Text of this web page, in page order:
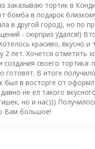
заказываю тортик в
бомба в подарок
в другой город), но по
- сюрприз удался!)
красиво, вкусно и
2 лет. Хочется отметить
своего тортика:
готовят. В итоге
был в восторге от
не ел такого
но и нас)))
Вам большое!